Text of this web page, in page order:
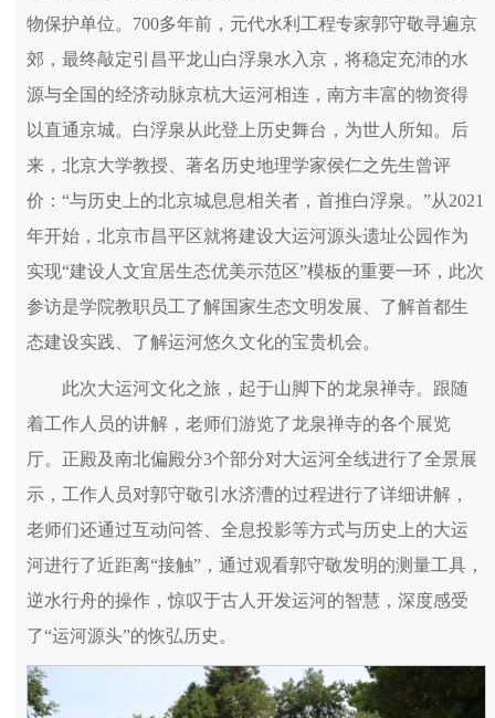
物保护单位。700多年前，元代水利工程专家郭守敬寻遍京
郊，最终敲定引昌平龙山白浮泉水入京，将稳定充沛的水
源与全国的经济动脉京杭大运河相连，南方丰富的物资得
以直通京城。白浮泉从此登上历史舞台，为世人所知。后
来，北京大学教授、著名历史地理学家侯仁之先生曾评
价：“与历史上的北京城息息相关者，首推白浮泉。”从2021
年开始，北京市昌平区就将建设大运河源头遗址公园作为
实现“建设人文宜居生态优美示范区”模板的重要一环，此次
参访是学院教职员工了解国家生态文明发展、了解首都生
态建设实践、了解运河悠久文化的宝贵机会。
此次大运河文化之旅，起于山脚下的龙泉禅寺。跟随
着工作人员的讲解，老师们游览了龙泉禅寺的各个展览
厅。正殿及南北偏殿分3个部分对大运河全线进行了全景展
示，工作人员对郭守敬引水济漕的过程进行了详细讲解，
老师们还通过互动问答、全息投影等方式与历史上的大运
河进行了近距离“接触”，通过观看郭守敬发明的测量工具，
逆水行舟的操作，惊叹于古人开发运河的智慧，深度感受
了“运河源头”的恢弘历史。